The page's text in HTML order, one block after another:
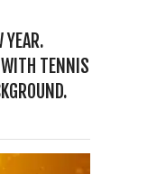
TENNIS